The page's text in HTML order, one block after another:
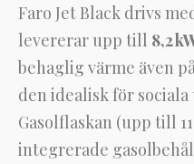
Faro Jet Black drivs
levererar upp till 8,2
behaglig värme även
den idealisk för
Gasolflaskan (upp till
integrerade